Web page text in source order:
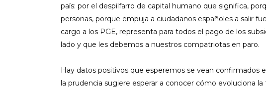
país: por el despilfarro de capital humano que significa,
personas, porque empuja a ciudadanos españoles a salir
cargo a los PGE, representa para todos el pago de los
lado y que les debemos a nuestros compatriotas en paro.
Hay datos positivos que esperemos se vean confirmados
la prudencia sugiere esperar a conocer cómo evoluciona